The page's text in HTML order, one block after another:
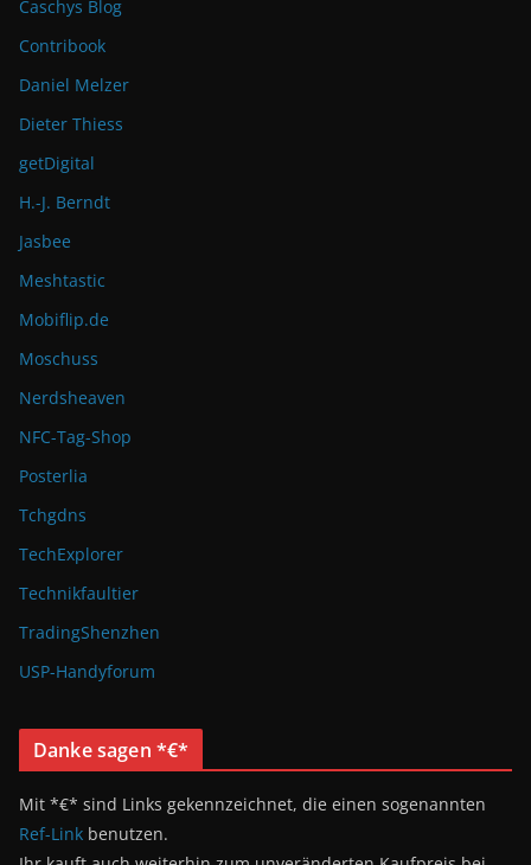
Caschys Blog
Contribook
Daniel Melzer
Dieter Thiess
getDigital
H.-J. Berndt
Jasbee
Meshtastic
Mobiflip.de
Moschuss
Nerdsheaven
NFC-Tag-Shop
Posterlia
Tchgdns
TechExplorer
Technikfaultier
TradingShenzhen
USP-Handyforum
Danke sagen *€*
Mit *€* sind Links gekennzeichnet, die einen sogenannten
Ref-Link benutzen.